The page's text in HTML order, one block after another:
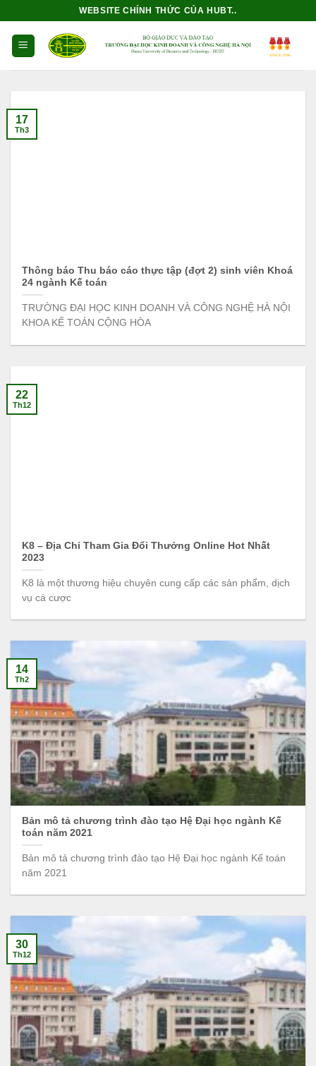
dung
WEBSITE CHÍNH THỨC CỦA HUBT..
Thông báo Thu báo cáo thực tập (đợt 2) sinh viên Khoá
24 ngành Kế toán
TRƯỜNG ĐẠI HỌC KINH DOANH VÀ CÔNG NGHỆ HÀ NỘI
KHOA KẾ TOÁN CỘNG HÒA
17
Th3
K8 – Địa Chỉ Tham Gia Đổi Thưởng Online Hot Nhất
2023
K8 là một thương hiệu chuyên cung cấp các sản phẩm, dịch
vụ cá cược
22
Th12
Bản mô tả chương trình đào tạo Hệ Đại học ngành Kế
toán năm 2021
Bản mô tả chương trình đào tạo Hệ Đại học ngành Kế toán
năm 2021
14
Th2
30
Th12